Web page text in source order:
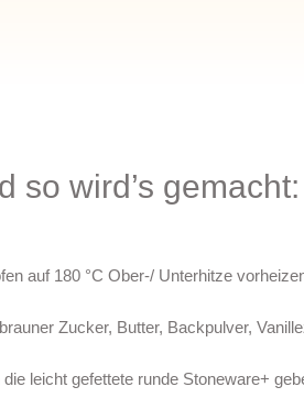
so wird’s gemacht:
auf 180 °C Ober-/ Unterhitze
Zucker, Butter, Backpulver,
die leicht gefettete runde Stoneware+